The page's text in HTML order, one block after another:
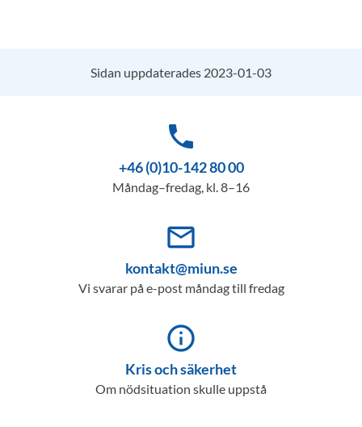
Sidan uppdaterades 2023-01-03
phone
+46 (0)10-142 80 00
Måndag–fredag, kl. 8–16
mail_outline
kontakt@miun.se
Vi svarar på e-post måndag till fredag
info_outline
Kris och säkerhet
Om nödsituation skulle uppstå